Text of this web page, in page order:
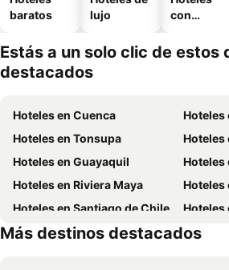
baratos
lujo
con
Estás a un solo clic de estos
destacados
Hoteles en Cuenca
Hoteles
Hoteles en Tonsupa
Hoteles
Hoteles en Guayaquil
Hoteles
Hoteles en Riviera Maya
Hoteles
Hoteles en Santiago de Chile
Hoteles
Hoteles en México
Hoteles
Más destinos destacados